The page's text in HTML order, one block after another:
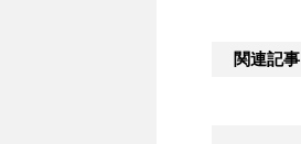
関連記事